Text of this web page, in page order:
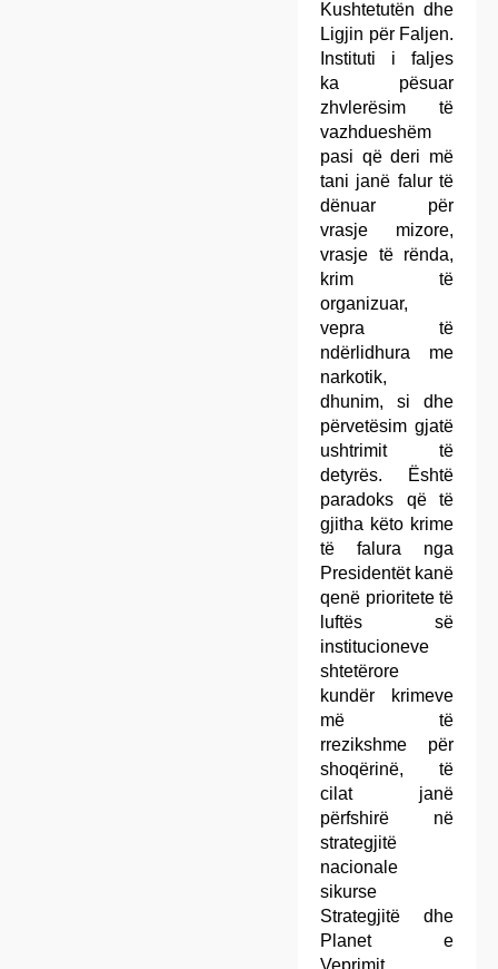
Kushtetutën dhe
Ligjin për Faljen.
Instituti i faljes
ka pësuar
zhvlerësim të
vazhdueshëm
pasi që deri më
tani janë falur të
dënuar për
vrasje mizore,
vrasje të rënda,
krim të
organizuar,
vepra të
ndërlidhura me
narkotik,
dhunim, si dhe
përvetësim gjatë
ushtrimit të
detyrës. Është
paradoks që të
gjitha këto krime
të falura nga
Presidentët kanë
qenë prioritete të
luftës së
institucioneve
shtetërore
kundër krimeve
më të
rrezikshme për
shoqërinë, të
cilat janë
përfshirë në
strategjitë
nacionale
sikurse
Strategjitë dhe
Planet e